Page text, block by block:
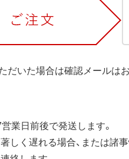
だいた場合は確認メールは
業日前後で発送します。
しく遅れる場合、または諸